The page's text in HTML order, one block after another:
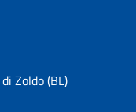
Zoldo (BL)